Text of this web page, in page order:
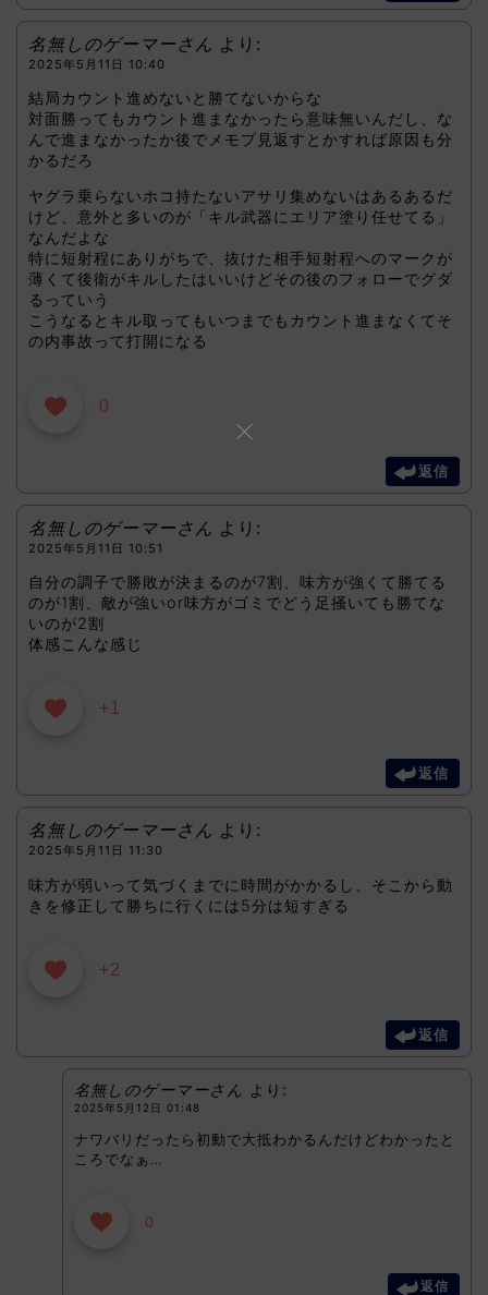
名無しのゲーマーさん より:
2025年5月11日 10:40
結局カウント進めないと勝てないからな
対面勝ってもカウント進まなかったら意味無いんだし、な
んで進まなかったか後でメモプ見返すとかすれば原因も分
かるだろ
ヤグラ乗らないホコ持たないアサリ集めないはあるあるだ
けど、意外と多いのが「キル武器にエリア塗り任せてる」
なんだよな
特に短射程にありがちで、抜けた相手短射程へのマークが
薄くて後衛がキルしたはいいけどその後のフォローでグダ
るっていう
こうなるとキル取ってもいつまでもカウント進まなくてそ
の内事故って打開になる
0
返信
名無しのゲーマーさん より:
2025年5月11日 10:51
自分の調子で勝敗が決まるのが7割、味方が強くて勝てる
のが1割、敵が強いor味方がゴミでどう足掻いても勝てな
いのが2割
体感こんな感じ
+1
返信
名無しのゲーマーさん より:
2025年5月11日 11:30
味方が弱いって気づくまでに時間がかかるし、そこから動
きを修正して勝ちに行くには5分は短すぎる
+2
返信
名無しのゲーマーさん より:
2025年5月12日 01:48
ナワバリだったら初動で大抵わかるんだけどわかったと
ころでなぁ…
0
返信